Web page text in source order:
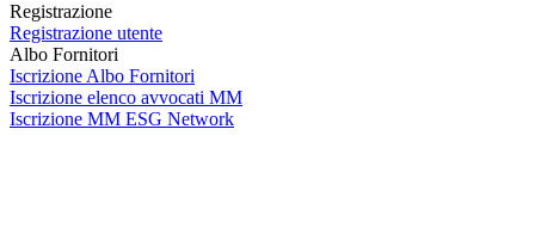
Registrazione
Registrazione utente
Albo Fornitori
Iscrizione Albo Fornitori
Iscrizione elenco avvocati MM
Iscrizione MM ESG Network